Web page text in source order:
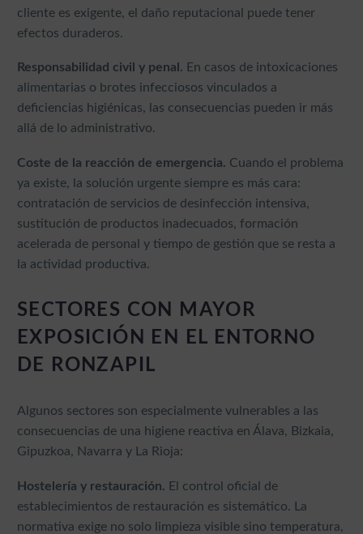
cliente es exigente, el daño reputacional puede tener
efectos duraderos.
Responsabilidad civil y penal. En casos de intoxicaciones
alimentarias o brotes infecciosos vinculados a
deficiencias higiénicas, las consecuencias pueden ir más
allá de lo administrativo.
Coste de la reacción de emergencia. Cuando el problema
ya existe, la solución urgente siempre es más cara:
contratación de servicios de desinfección intensiva,
sustitución de productos inadecuados, formación
acelerada de personal y tiempo de gestión que se resta a
la actividad productiva.
SECTORES CON MAYOR
EXPOSICIÓN EN EL ENTORNO
DE RONZAPIL
Algunos sectores son especialmente vulnerables a las
consecuencias de una higiene reactiva en Álava, Bizkaia,
Gipuzkoa, Navarra y La Rioja:
Hostelería y restauración. El control oficial de
establecimientos de restauración es sistemático. La
normativa exige no solo limpieza visible sino temperatura,